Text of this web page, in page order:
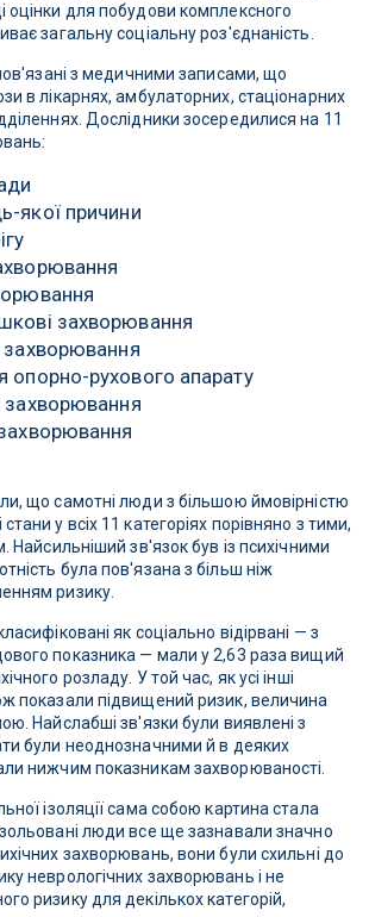
оцінки для побудови комплексного
загальну соціальну роз'єднаність.
з медичними записами, що
в лікарнях, амбулаторних, стаціонарних
Дослідники зосередилися на 11
якої причини
захворювання
захворювання
опорно-рухового апарату
захворювання
що самотні люди з більшою ймовірністю
у всіх 11 категоріях порівняно з тими,
Найсильніший зв'язок був із психічними
була пов'язана з більш ніж
ризику.
як соціально відірвані — з
показника — мали у 2,63 раза вищий
розладу. У той час, як усі інші
показали підвищений ризик, величина
Найслабші зв'язки були виявлені з
були неоднозначними й в деяких
нижчим показникам захворюваності.
ізоляції сама собою картина стала
люди все ще зазнавали значно
захворювань, вони були схильні до
неврологічних захворювань і не
ризику для декількох категорій,